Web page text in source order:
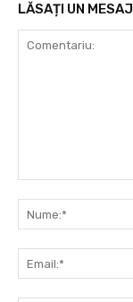
LĂSAȚI UN MESAJ